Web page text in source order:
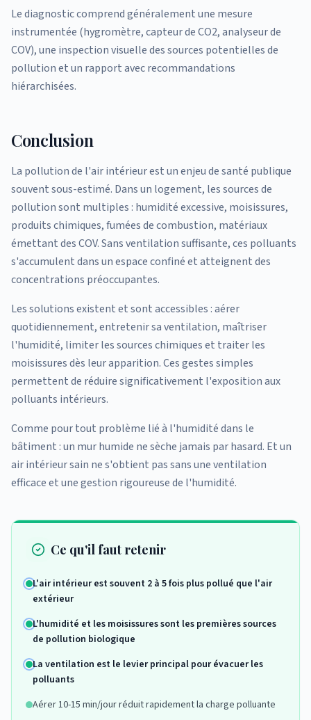
Le diagnostic comprend généralement une mesure
instrumentée (hygromètre, capteur de CO2, analyseur de
COV), une inspection visuelle des sources potentielles de
pollution et un rapport avec recommandations
hiérarchisées.
Conclusion
La pollution de l'air intérieur est un enjeu de santé publique
souvent sous-estimé. Dans un logement, les sources de
pollution sont multiples : humidité excessive, moisissures,
produits chimiques, fumées de combustion, matériaux
émettant des COV. Sans ventilation suffisante, ces polluants
s'accumulent dans un espace confiné et atteignent des
concentrations préoccupantes.
Les solutions existent et sont accessibles : aérer
quotidiennement, entretenir sa ventilation, maîtriser
l'humidité, limiter les sources chimiques et traiter les
moisissures dès leur apparition. Ces gestes simples
permettent de réduire significativement l'exposition aux
polluants intérieurs.
Comme pour tout problème lié à l'humidité dans le
bâtiment : un mur humide ne sèche jamais par hasard. Et un
air intérieur sain ne s'obtient pas sans une ventilation
efficace et une gestion rigoureuse de l'humidité.
Ce qu'il faut retenir
L'air intérieur est souvent 2 à 5 fois plus pollué que l'air
extérieur
L'humidité et les moisissures sont les premières sources
de pollution biologique
La ventilation est le levier principal pour évacuer les
polluants
Aérer 10-15 min/jour réduit rapidement la charge polluante